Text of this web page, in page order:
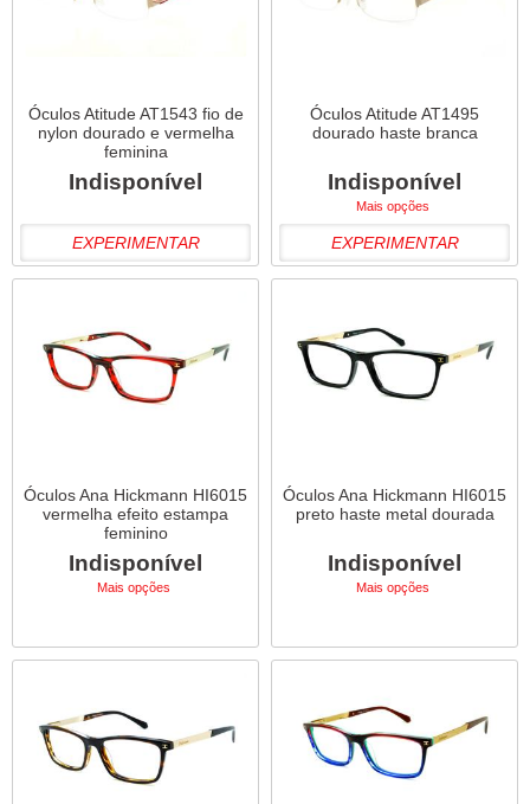
Óculos Atitude AT1543 fio de
nylon dourado e vermelha
feminina
Indisponível
EXPERIMENTAR
Óculos Atitude AT1495
dourado haste branca
Indisponível
Mais opções
EXPERIMENTAR
Óculos Ana Hickmann HI6015
vermelha efeito estampa
feminino
Indisponível
Mais opções
Óculos Ana Hickmann HI6015
preto haste metal dourada
Indisponível
Mais opções